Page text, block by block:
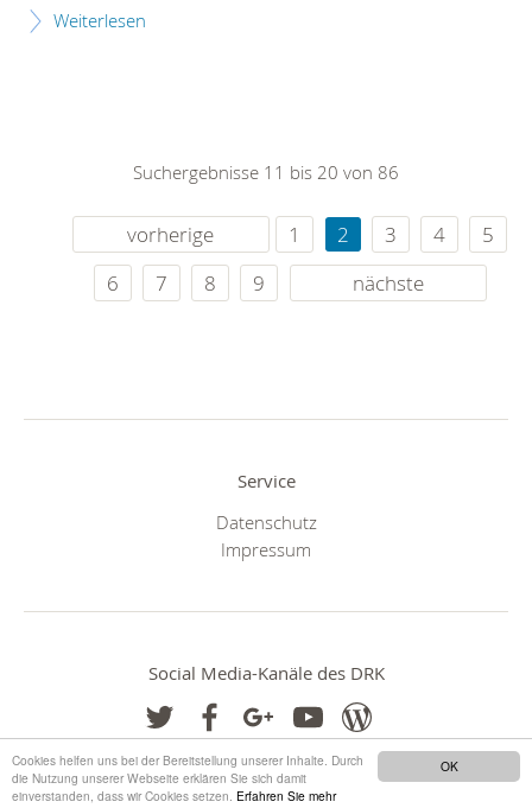
OK
Cookies helfen uns bei der Bereitstellung unserer Inhalte. Durch
die Nutzung unserer Webseite erklären Sie sich damit
einverstanden, dass wir Cookies setzen. Erfahren Sie mehr
Weiterlesen
Suchergebnisse 11 bis 20 von 86
vorherige 1 2 3 4
5
6
7 8 9 nächste
Service
Datenschutz
Impressum
Social Media-Kanäle des DRK